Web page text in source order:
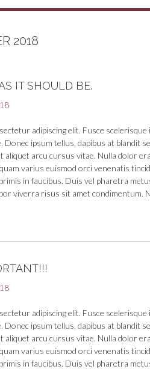
2018
IT SHOULD BE.
adipiscing elit. Fusce scelerisque
ipsum tellus, dapibus at blandit
aliquet arcu cursus vitae. Nulla dolor
varius euismod orci venenatis
in faucibus. Duis vel pharetra
viverra risus sit amet condimentum.
adipiscing elit. Fusce scelerisque
ipsum tellus, dapibus at blandit
aliquet arcu cursus vitae. Nulla dolor
varius euismod orci venenatis
in faucibus. Duis vel pharetra